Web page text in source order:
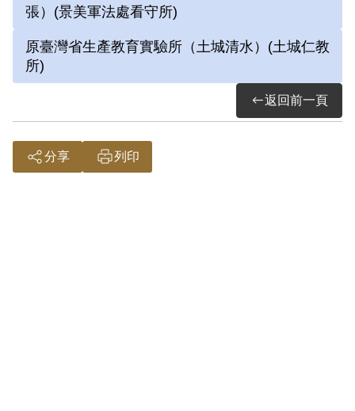
張）(景美軍法處看守所)
原臺灣省生產教育實驗所（土城清水）(土城仁教
所)
返回前一頁
分享 列印